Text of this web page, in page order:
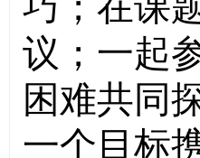
议；一起
困难共同
一个目标